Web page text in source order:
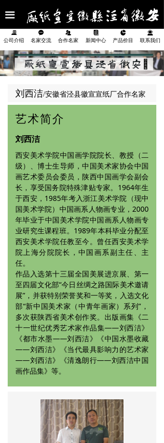
끀
首页
公司介绍
名家交流
新闻中心
产品展示
产品价目表
联系我们
끉
公司介绍
끁
名家交流
뀡
合作名家
뀴
新闻中心
넗
产品价目
끤
联系我们
刘西洁/安徽省泾县徽宣宣纸厂合作名家
艺术简介
刘西洁
西安美术学院中国画学院院长、教授（二
级）、博士生导师，中国美术家协会中国
画艺术委员会委员，陕西中国画学会副会
长，享受国务院特殊津贴专家。1964年生
于西安，1985年考入浙江美术学院（现中
国美术学院）中国画系人物画专业，2000
年毕业于中国美术学院中国画系人物画专
业研究生课程班。1989年本科毕业分配至
西安美术学院任教至今。曾任西安美术学
院上海分院院长，中国画系副主任、主
任。
作品入选第十三届全国美展进京展、第一
至四届文化部“今日丝绸之路国际美术邀请
展”，并获特别荣誉奖和一等奖，入选文化
部“新中国美术家（中青年画家）系列”，
多次获陕西省美术创作奖。出版画集《二
十一世纪优秀艺术家作品集——刘西洁》
《都市水墨——刘西洁》《中国水墨收藏
——刘西洁》《当代最具影响力的艺术家
——刘西洁》《清逸朗行——刘西洁中国
画作品集》等。